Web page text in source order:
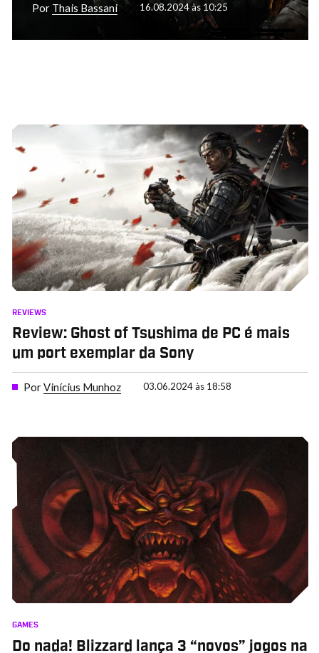
Por Thais Bassani 16.08.2024 às 10:25
REVIEWS
Review: Ghost of Tsushima de PC é mais
um port exemplar da Sony
PorVinícius Munhoz 03.06.2024 às 18:58
GAMES
Do nada! Blizzard lança 3 “novos” jogos na